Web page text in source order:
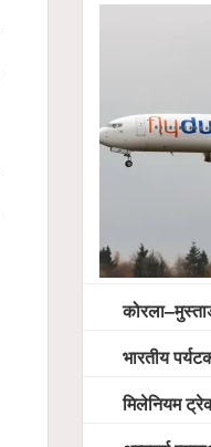
कोरला–मुस्ताङ पर्यटन
भारतीय
मिलेनियम ट्रेक प्रवर्द्धनमा